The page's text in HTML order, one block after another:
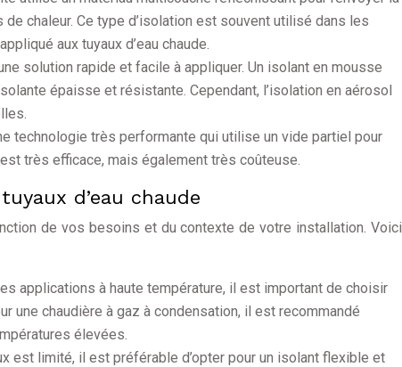
chaleur. Ce type d’isolation est souvent utilisé dans les
aux tuyaux d’eau chaude.
solution rapide et facile à appliquer. Un isolant en mousse
épaisse et résistante. Cependant, l’isolation en aérosol
technologie très performante qui utilise un vide partiel pour
très efficace, mais également très coûteuse.
d’eau chaude
de vos besoins et du contexte de votre installation. Voici
applications à haute température, il est important de choisir
une chaudière à gaz à condensation, il est recommandé
élevées.
est limité, il est préférable d’opter pour un isolant flexible et